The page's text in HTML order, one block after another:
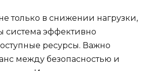
только в снижении нагрузки,
система эффективно
ресурсы. Важно
между безопасностью и